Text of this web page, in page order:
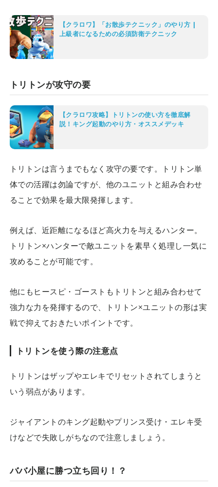
【クラロワ】「お散歩テクニック」のやり方 |
上級者になるための必須防衛テクニック
トリトンが攻守の要
【クラロワ攻略】トリトンの使い方を徹底解
説！キング起動のやり方・オススメデッキ
トリトンは言うまでもなく攻守の要です。トリトン単
体での活躍は勿論ですが、他のユニットと組み合わせ
ることで効果を最大限発揮します。
例えば、近距離になるほど高火力を与えるハンター。
トリトン×ハンターで敵ユニットを素早く処理し一気に
攻めることが可能です。
他にもヒースピ・ゴーストもトリトンと組み合わせて
強力な力を発揮するので、トリトン×ユニットの形は実
戦で抑えておきたいポイントです。
トリトンを使う際の注意点
トリトンはザップやエレキでリセットされてしまうと
いう弱点があります。
ジャイアントのキング起動やプリンス受け・エレキ受
けなどで失敗しがちなので注意しましょう。
ババ小屋に勝つ立ち回り！？